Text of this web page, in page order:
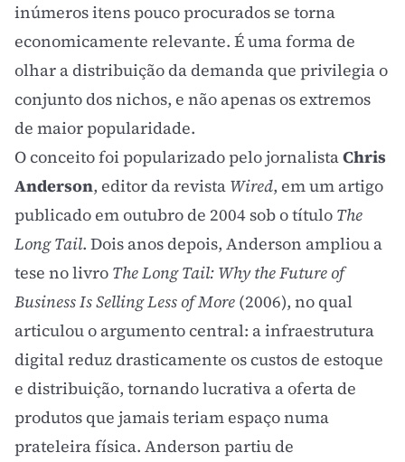
inúmeros itens pouco procurados se torna
economicamente relevante. É uma forma de
olhar a distribuição da demanda que privilegia o
conjunto dos nichos, e não apenas os extremos
de maior popularidade.
O conceito foi popularizado pelo jornalistaChris
Anderson, editor da revista Wired, em um artigo
publicado em outubro de 2004 sob o título The
Long Tail. Dois anos depois, Anderson ampliou a
tese no livro The Long Tail: Why the Future of
Business Is Selling Less of More (2006), no qual
articulou o argumento central: a infraestrutura
digital reduz drasticamente os custos de estoque
e distribuição, tornando lucrativa a oferta de
produtos que jamais teriam espaço numa
prateleira física. Anderson partiu de